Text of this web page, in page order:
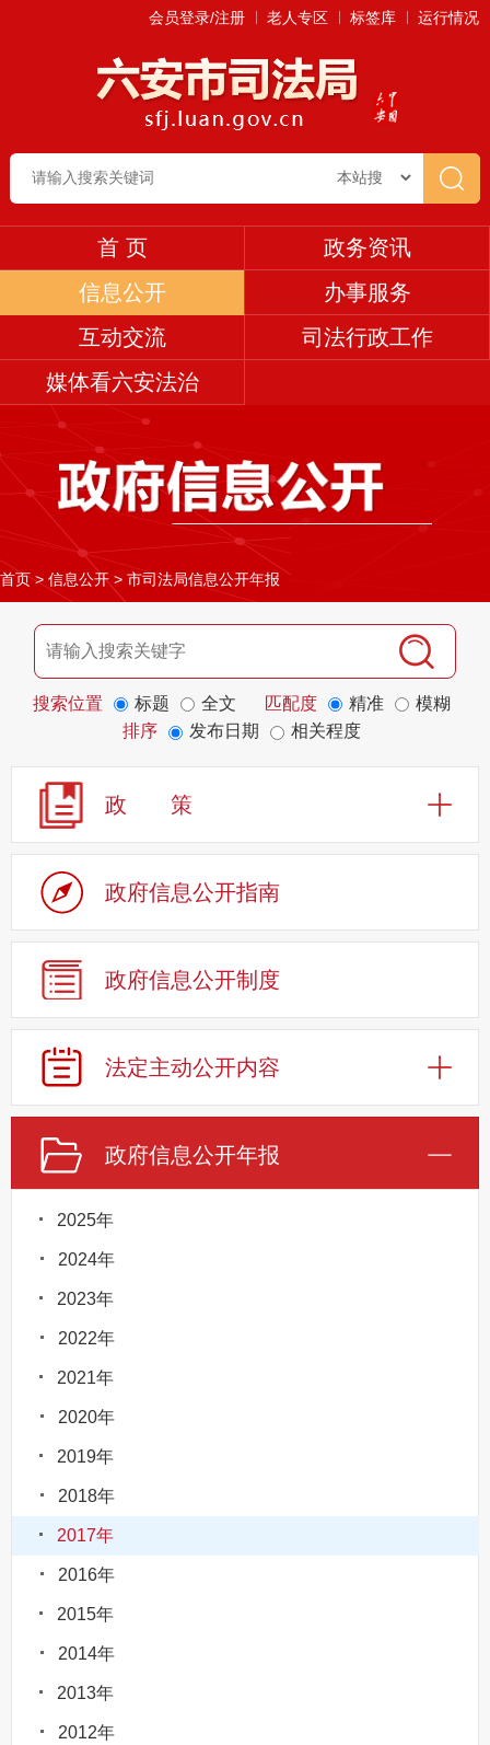
会员登录/注册 老人专区 标签库 运行情况
首 页
政务资讯
信息公开
办事服务
互动交流
司法行政工作
媒体看六安法治
首页> 信息公开 > 市司法局信息公开年报
搜索位置 标题 全文 匹配度 精准
模糊
排序
发布日期 相关程度
政 策
政府信息公开指南
政府信息公开制度
法定主动公开内容
政府信息公开年报
2025年
2024年
2023年
2022年
2021年
2020年
2019年
2018年
2017年
2016年
2015年
2014年
2013年
2012年